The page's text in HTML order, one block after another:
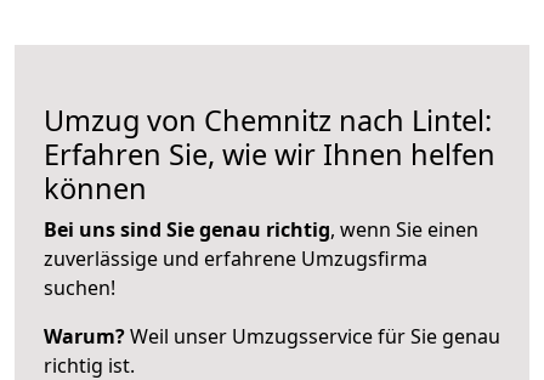
Umzug von Chemnitz nach Lintel:
Erfahren Sie, wie wir Ihnen helfen
können
Bei uns sind Sie genau richtig, wenn Sie einen
zuverlässige und erfahrene Umzugsfirma
suchen!
Warum?Weil unser Umzugsservice für Sie genau
richtig ist.